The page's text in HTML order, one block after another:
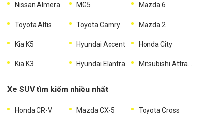
Nissan Almera MG5 Mazda 6
Toyota Altis Toyota Camry Mazda 2
Kia K5 Hyundai Accent Honda City
Kia K3 Hyundai Elantra Mitsubishi Attrage
Xe SUV tìm kiếm nhiều nhất
Honda CR-V Mazda CX-5 Toyota Cross